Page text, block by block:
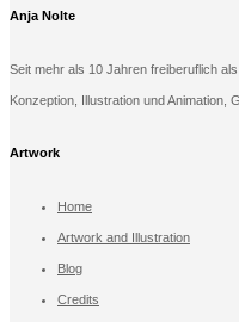
Anja Nolte
Seit mehr als 10 Jahren freiberuflich
Konzeption, Illustration und Animation,
Artwork
Home
Artwork and Illustration
Blog
Credits